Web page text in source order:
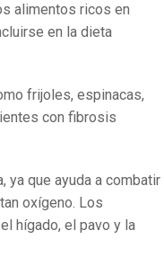
alimentos ricos en
en la dieta
frijoles, espinacas,
con fibrosis
ya que ayuda a combatir
oxígeno. Los
hígado, el pavo y la